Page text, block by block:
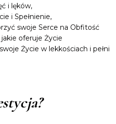
i lęków,
i Spełnienie,
swoje Serce na Obfitość
oferuje Życie
Życie w lekkościach i pełni